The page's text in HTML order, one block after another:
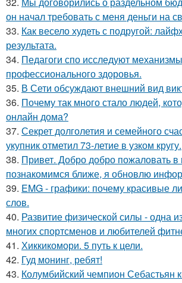
он начал требовать с меня деньги на
33. Как весело худеть с подругой:
результата.
34. Педагоги спо исследуют
профессионального здоровья.
35. В Сети обсуждают внешний вид
36. Почему так много стало людей,
онлайн дома?
37. Секрет долголетия и семейного
укупник отметил 73-летие в узком кругу.
38. Привет. Добро добро пожаловать в
познакомимся ближе, я обновлю
39. EMG - графики: почему красивые
слов.
40. Развитие физической силы - одна
многих спортсменов и любителей
41. Хиккикомори. 5 путь к цели.
42. Гуд монинг, ребят!
43. Колумбийский чемпион Себастьян